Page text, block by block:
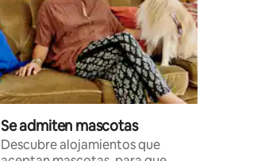
Se admiten mascotas
Descubre alojamientos que